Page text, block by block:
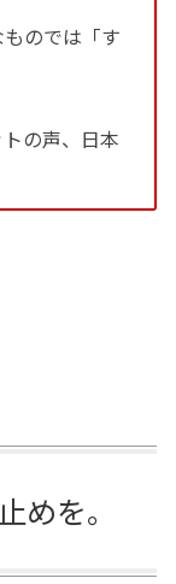
のでは「す
の声、日本
めを。